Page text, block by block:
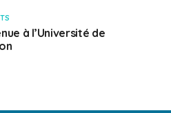
à l’Université de